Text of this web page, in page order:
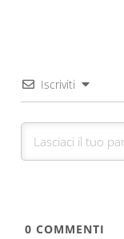
Iscriviti
0 COMMENTI